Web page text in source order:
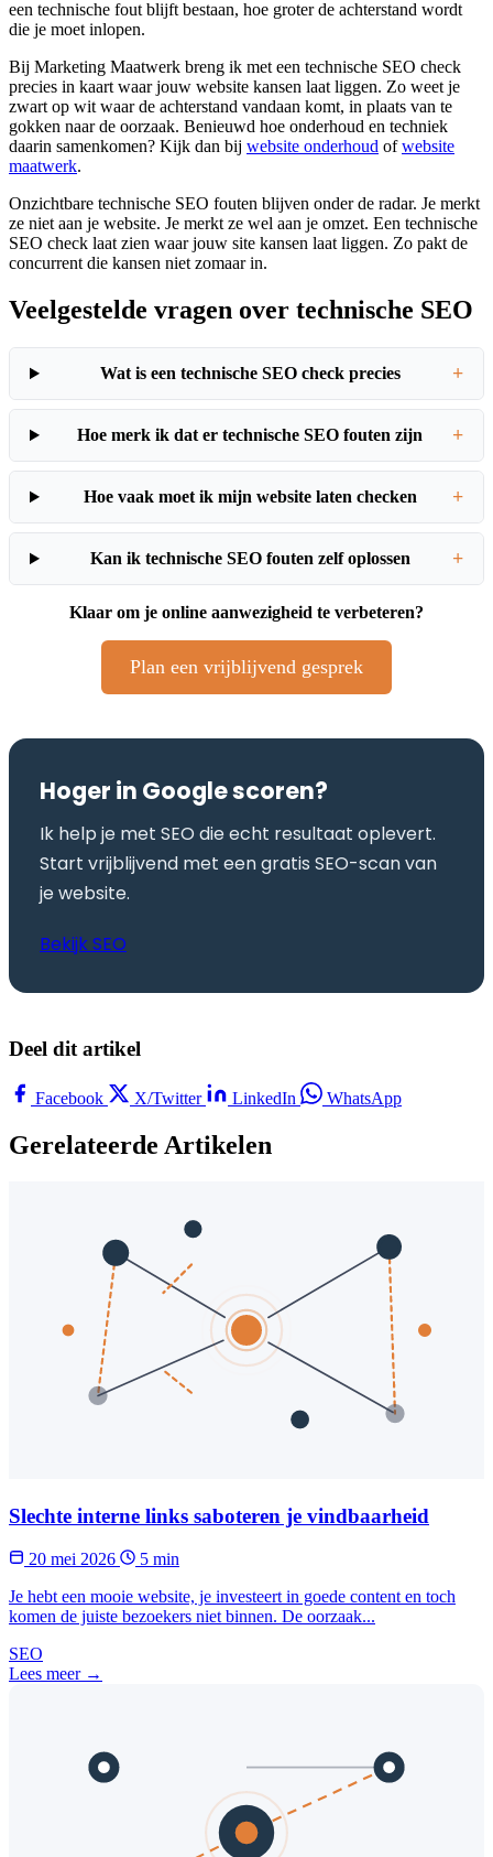
een technische fout blijft bestaan, hoe groter de achterstand wordt
die je moet inlopen.
Bij Marketing Maatwerk breng ik met een technische SEO check
precies in kaart waar jouw website kansen laat liggen. Zo weet je
zwart op wit waar de achterstand vandaan komt, in plaats van te
gokken naar de oorzaak. Benieuwd hoe onderhoud en techniek
daarin samenkomen? Kijk dan bij website onderhoud ofwebsite
maatwerk.
Onzichtbare technische SEO fouten blijven onder de radar. Je merkt
ze niet aan je website. Je merkt ze wel aan je omzet. Een technische
SEO check laat zien waar jouw site kansen laat liggen. Zo pakt de
concurrent die kansen niet zomaar in.
Veelgestelde vragen over technische SEO
Wat is een technische SEO check precies +
Hoe merk ik dat er technische SEO fouten zijn +
Hoe vaak moet ik mijn website laten checken +
Kan ik technische SEO fouten zelf oplossen +
Klaar om je online aanwezigheid te verbeteren?
Plan een vrijblijvend gesprek
Hoger in Google scoren?
Ik help je met SEO die echt resultaat oplevert.
Start vrijblijvend met een gratis SEO-scan van
je website.
Bekijk SEO
Deel dit artikel
Facebook X/Twitter LinkedIn WhatsApp
Gerelateerde Artikelen
Slechte interne links saboteren je vindbaarheid
20 mei 2026
5 min
Je hebt een mooie website, je investeert in goede content en toch
komen de juiste bezoekers niet binnen. De oorzaak...
SEO
Lees meer →